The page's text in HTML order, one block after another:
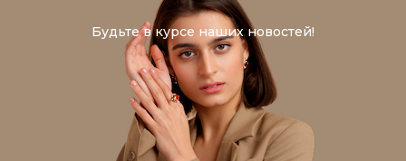
Будьте в курсе наших новостей!